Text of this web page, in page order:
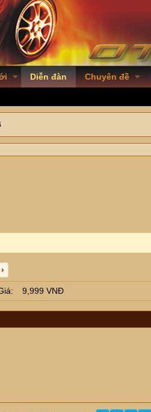
Diễn đàn Chuyên đề
9,999 VNĐ